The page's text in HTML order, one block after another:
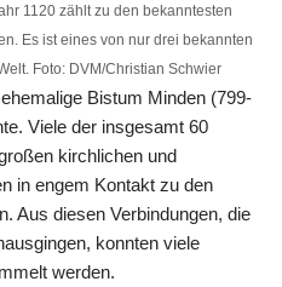
1120 zählt zu den bekanntesten
Es ist eines von nur drei bekannten
Foto: DVM/Christian Schwier
Bistum Minden (799-
Viele der insgesamt 60
kirchlichen und
in engem Kontakt zu den
Aus diesen Verbindungen, die
konnten viele
werden.